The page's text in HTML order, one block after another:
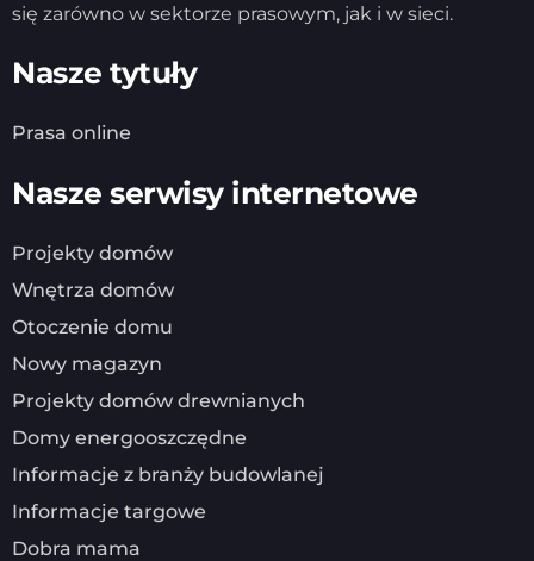
się zarówno w sektorze prasowym, jak i w sieci.
Nasze tytuły
Prasa online
Nasze serwisy internetowe
Projekty domów
Wnętrza domów
Otoczenie domu
Nowy magazyn
Projekty domów drewnianych
Domy energooszczędne
Informacje z branży budowlanej
Informacje targowe
Dobra mama